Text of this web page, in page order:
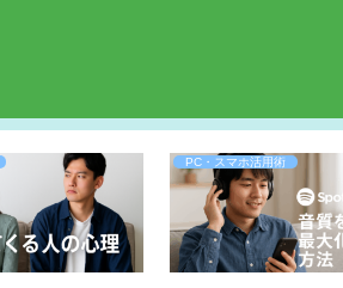
PC・スマホ活用術